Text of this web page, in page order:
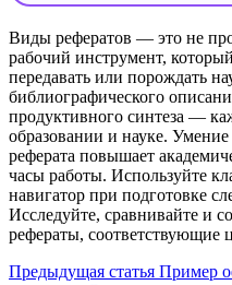
Виды рефератов — это не
рабочий инструмент,
передавать или порождать
библиографического
продуктивного синтеза —
образовании и науке.
реферата повышает
часы работы. Используйте
навигатор при подготовке
Исследуйте, сравнивайте и
рефераты, соответствующие
Предыдущая статья Пример